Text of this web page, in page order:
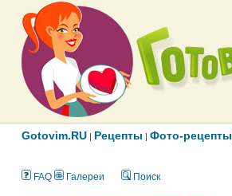
Gotovim.RU | Рецепты | Фото-рецепты
FAQ Галереи Поиск